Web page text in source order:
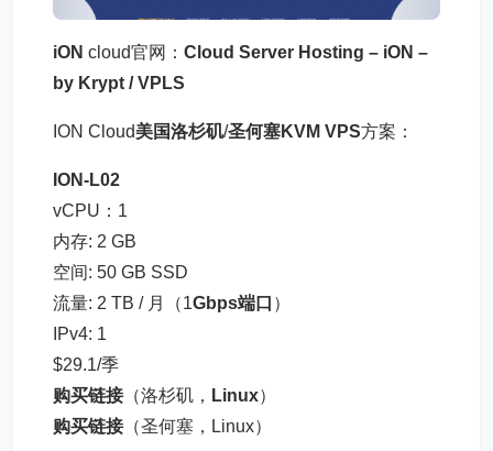
iON cloud官网： Cloud Server Hosting – iON –
by Krypt / VPLS
ION Cloud美国洛杉矶/圣何塞KVM VPS方案：
ION-L02
vCPU：1
内存: 2 GB
空间: 50 GB SSD
流量: 2 TB / 月（1Gbps端口 ）
IPv4: 1
$29.1/季
购买链接（洛杉矶， Linux）
购买链接（圣何塞，Linux）